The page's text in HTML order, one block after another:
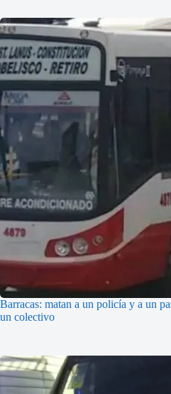
Barracas: matan a un policía y a un
un colectivo